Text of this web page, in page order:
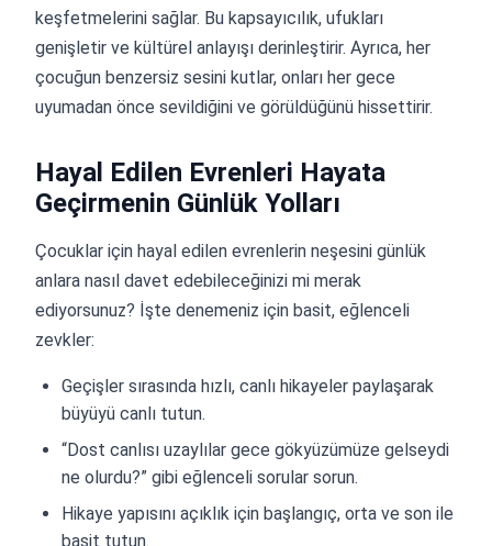
keşfetmelerini sağlar. Bu kapsayıcılık, ufukları
genişletir ve kültürel anlayışı derinleştirir. Ayrıca, her
çocuğun benzersiz sesini kutlar, onları her gece
uyumadan önce sevildiğini ve görüldüğünü hissettirir.
Hayal Edilen Evrenleri Hayata
Geçirmenin Günlük Yolları
Çocuklar için hayal edilen evrenlerin neşesini günlük
anlara nasıl davet edebileceğinizi mi merak
ediyorsunuz? İşte denemeniz için basit, eğlenceli
zevkler:
Geçişler sırasında hızlı, canlı hikayeler paylaşarak
büyüyü canlı tutun.
“Dost canlısı uzaylılar gece gökyüzümüze gelseydi
ne olurdu?” gibi eğlenceli sorular sorun.
Hikaye yapısını açıklık için başlangıç, orta ve son ile
basit tutun.